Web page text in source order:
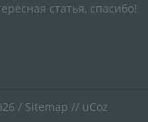
статья, спасибо!
/ Sitemap // uCoz